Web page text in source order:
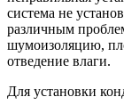
система не
различным
шумоизоляцию,
отведение влаги.
Для установки